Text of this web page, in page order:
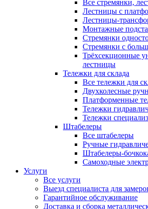
Все стремянки,
Лестницы с
Лестницы-
Монтажные
Стремянки
Стремянки с
Трёхсекционные
лестницы
Тележки для склада
Все тележки для
Двухколесные
Платформенные
Тележки
Тележки
Штабелеры
Все штабелеры
Ручные
Штабелеры-
Самоходные
Услуги
Все услуги
Выезд специалиста для
Гарантийное обслуживание
Доставка и сборка